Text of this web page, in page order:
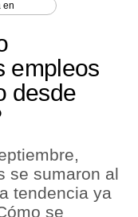
en
empleos
desde
se sumaron al
tendencia ya
se